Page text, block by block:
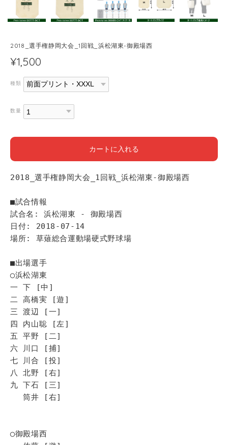
2018_選手権静岡大会_1回戦_浜松湖東-御殿場西
¥1,500
種類
数量
カートに入れる
2018_選手権静岡大会_1回戦_浜松湖東-御殿場西
■試合情報
試合名: 浜松湖東 - 御殿場西
日付: 2018-07-14
場所: 草薙総合運動場硬式野球場
■出場選手
◯浜松湖東
一 下 [中]
二 高橋実 [遊]
三 渡辺 [一]
四 内山聡 [左]
五 平野 [二]
六 川口 [捕]
七 川合 [投]
八 北野 [右]
九 下石 [三]
筒井 [右]
◯御殿場西